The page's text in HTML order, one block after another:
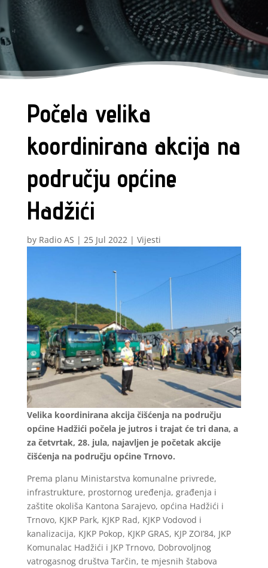
Počela velika
koordinirana akcija na
području općine
Hadžići
by Radio AS | 25 Jul 2022| Vijesti
Velika koordinirana akcija čišćenja na području
općine Hadžići počela je jutros i trajat će tri dana, a
za četvrtak, 28. jula, najavljen je početak akcije
čišćenja na području općine Trnovo.
Prema planu Ministarstva komunalne privrede,
infrastrukture, prostornog uređenja, građenja i
zaštite okoliša Kantona Sarajevo, općina Hadžići i
Trnovo, KJKP Park, KJKP Rad, KJKP Vodovod i
kanalizacija, KJKP Pokop, KJKP GRAS, KJP ZOI’84, JKP
Komunalac Hadžići i JKP Trnovo, Dobrovoljnog
vatrogasnog društva Tarčin, te mjesnih štabova